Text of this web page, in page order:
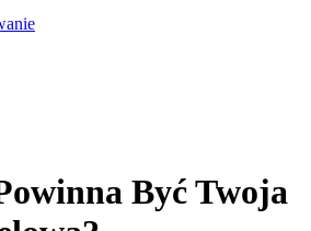
Być Twoja